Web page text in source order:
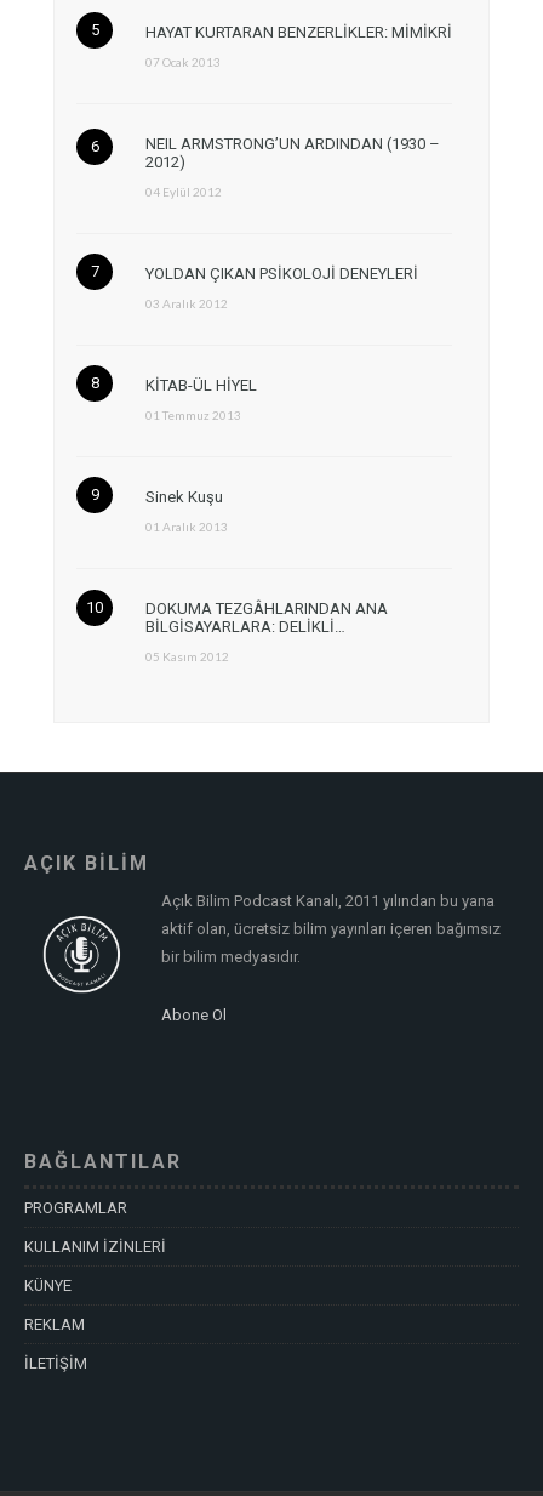
HAYAT KURTARAN BENZERLİKLER: MİMİKRİ
07 Ocak 2013
NEIL ARMSTRONG’UN ARDINDAN (1930 –
2012)
04 Eylül 2012
YOLDAN ÇIKAN PSİKOLOJİ DENEYLERİ
03 Aralık 2012
KİTAB-ÜL HİYEL
01 Temmuz 2013
Sinek Kuşu
01 Aralık 2013
DOKUMA TEZGÂHLARINDAN ANA
BİLGİSAYARLARA: DELİKLİ…
05 Kasım 2012
AÇIK BİLİM
Açık Bilim Podcast Kanalı, 2011 yılından bu yana
aktif olan, ücretsiz bilim yayınları içeren bağımsız
bir bilim medyasıdır.
Abone Ol
BAĞLANTILAR
PROGRAMLAR
KULLANIM İZİNLERİ
KÜNYE
REKLAM
İLETİŞİM